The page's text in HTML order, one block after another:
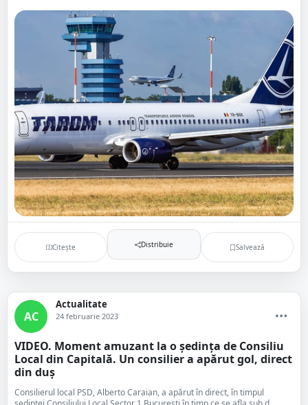
Citește Distribuie Salvează
AC
Actualitate
24 februarie 2023
VIDEO. Moment amuzant la o ședința de Consiliu
Local din Capitală. Un consilier a apărut gol, direct
din duș
Consilierul local PSD, Alberto Caraian, a apărut în direct, în timpul